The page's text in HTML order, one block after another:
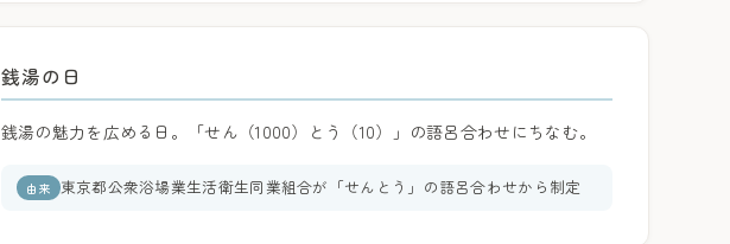
銭湯の日
銭湯の魅力を広める日。「せん（1000）とう（10）」の語呂合わせにちなむ。
由来 東京都公衆浴場業生活衛生同業組合が「せんとう」の語呂合わせから制定